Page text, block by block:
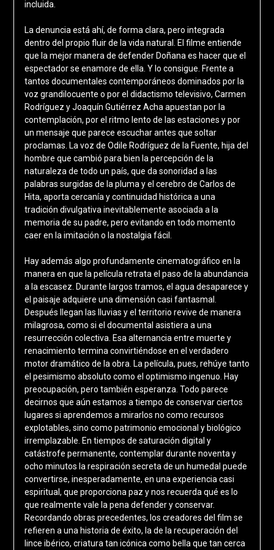
incluida.
La denuncia está ahí, de forma clara, pero integrada
dentro del propio fluir de la vida natural. El filme entiende
que la mejor manera de defender Doñana es hacer que el
espectador se enamore de ella. Y lo consigue. Frente a
tantos documentales contemporáneos dominados por la
voz grandilocuente o por el didactismo televisivo, Carmen
Rodríguez y Joaquín Gutiérrez Acha apuestan por la
contemplación, por el ritmo lento de las estaciones y por
un mensaje que parece escuchar antes que soltar
proclamas. La voz de Odile Rodríguez de la Fuente, hija del
hombre que cambió para bien la percepción de la
naturaleza de todo un país, que da sonoridad a las
palabras surgidas de la pluma y el cerebro de Carlos de
Hita, aporta cercanía y continuidad histórica a una
tradición divulgativa inevitablemente asociada a la
memoria de su padre, pero evitando en todo momento
caer en la imitación o la nostalgia fácil.
Hay además algo profundamente cinematográfico en la
manera en que la película retrata el paso de la abundancia
a la escasez. Durante largos tramos, el agua desaparece y
el paisaje adquiere una dimensión casi fantasmal.
Después llegan las lluvias y el territorio revive de manera
milagrosa, como si el documental asistiera a una
resurrección colectiva. Esa alternancia entre muerte y
renacimiento termina convirtiéndose en el verdadero
motor dramático de la obra. La película, pues, rehúye tanto
el pesimismo absoluto como el optimismo ingenuo. Hay
preocupación, pero también esperanza. Todo parece
decirnos que aún estamos a tiempo de conservar ciertos
lugares si aprendemos a mirarlos no como recursos
explotables, sino como patrimonio emocional y biológico
irremplazable. En tiempos de saturación digital y
catástrofe permanente, contemplar durante noventa y
ocho minutos la respiración secreta de un humedal puede
convertirse, inesperadamente, en una experiencia casi
espiritual, que proporciona paz y nos recuerda qué es lo
que realmente vale la pena defender y conservar.
Recordando obras precedentes, los creadores del film se
refieren a una historia de éxito, la de la recuperación del
lince ibérico, criatura tan icónica como bella que tan cerca